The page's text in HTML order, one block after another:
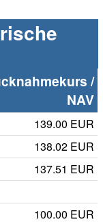
/
NAV
139.00 EUR
138.02 EUR
137.51 EUR
100.00 EUR